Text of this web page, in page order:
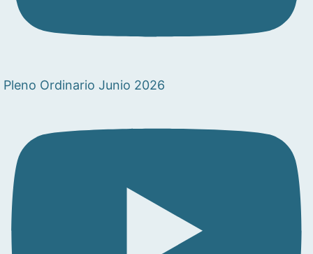
Pleno Ordinario Junio 2026